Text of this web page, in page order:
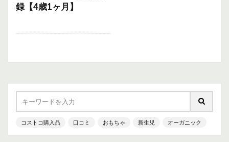
録【4歳1ヶ月】
コストコ購入品 口コミ おもちゃ 新生児 オーガニック